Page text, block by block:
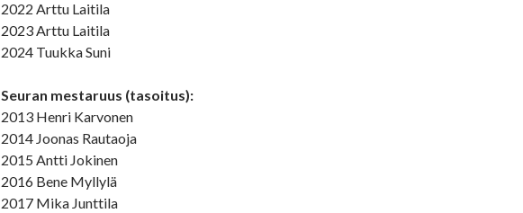
2022 Arttu Laitila
2023 Arttu Laitila
2024 Tuukka Suni
Seuran mestaruus (tasoitus):
2013 Henri Karvonen
2014 Joonas Rautaoja
2015 Antti Jokinen
2016 Bene Myllylä
2017 Mika Junttila